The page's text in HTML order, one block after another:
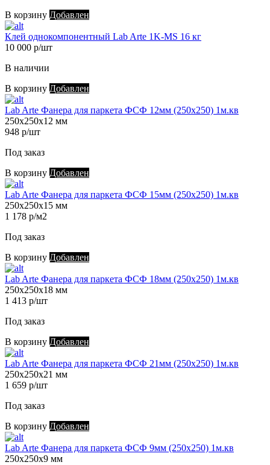
В корзину Добавлен
Клей однокомпонентный Lab Arte 1K-MS 16 кг
10 000 р/шт
В наличии
В корзину Добавлен
Lab Arte Фанера для паркета ФСФ 12мм (250х250) 1м.кв
250х250х12 мм
948 р/шт
Под заказ
В корзину Добавлен
Lab Arte Фанера для паркета ФСФ 15мм (250х250) 1м.кв
250х250х15 мм
1 178 р/м2
Под заказ
В корзину Добавлен
Lab Arte Фанера для паркета ФСФ 18мм (250х250) 1м.кв
250х250х18 мм
1 413 р/шт
Под заказ
В корзину Добавлен
Lab Arte Фанера для паркета ФСФ 21мм (250х250) 1м.кв
250х250х21 мм
1 659 р/шт
Под заказ
В корзину Добавлен
Lab Arte Фанера для паркета ФСФ 9мм (250х250) 1м.кв
250х250х9 мм